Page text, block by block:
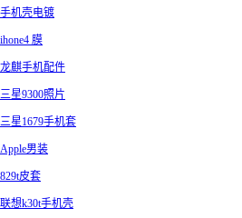
手机壳电镀
ihone4 膜
龙麒手机配件
三星9300照片
三星1679手机套
Apple男装
829t皮套
联想k30t手机壳